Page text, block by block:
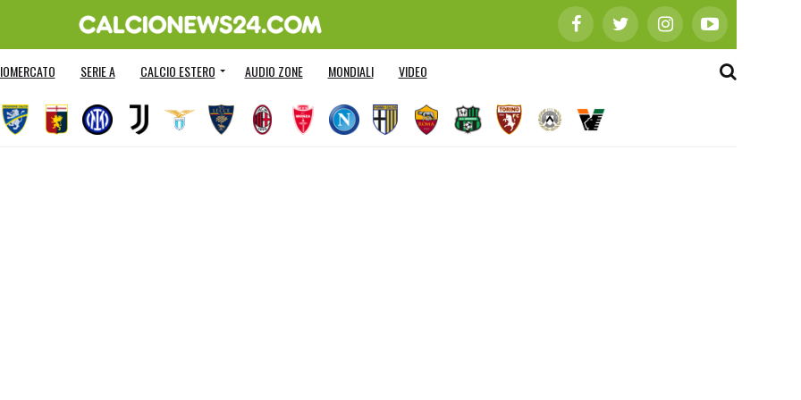
SERIE A CALCIO ESTERO AUDIO ZONE MONDIALI VIDEO